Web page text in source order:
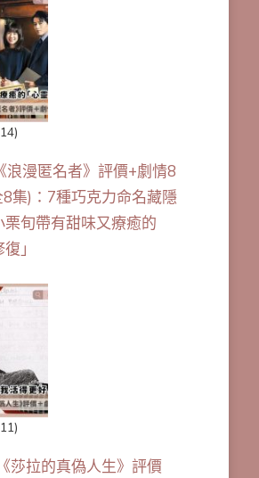
漫匿名者》評價+劇情8
集)：7種巧克力命名藏隱
栗旬帶有甜味又療癒的
」
莎拉的真偽人生》評價